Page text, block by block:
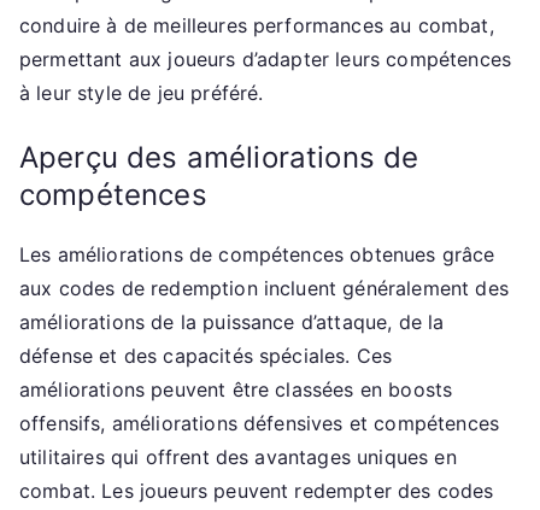
conduire à de meilleures performances au combat,
permettant aux joueurs d’adapter leurs compétences
à leur style de jeu préféré.
Aperçu des améliorations de
compétences
Les améliorations de compétences obtenues grâce
aux codes de redemption incluent généralement des
améliorations de la puissance d’attaque, de la
défense et des capacités spéciales. Ces
améliorations peuvent être classées en boosts
offensifs, améliorations défensives et compétences
utilitaires qui offrent des avantages uniques en
combat. Les joueurs peuvent redempter des codes